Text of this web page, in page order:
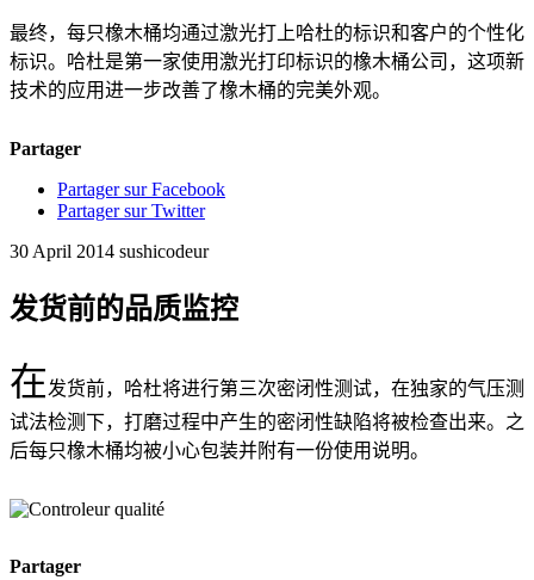
最终，每只橡木桶均通过激光打上哈杜的标识和客户的个性化
标识。哈杜是第一家使用激光打印标识的橡木桶公司，这项新
技术的应用进一步改善了橡木桶的完美外观。
Partager
Partager sur Facebook
Partager sur Twitter
30 April 2014 sushicodeur
发货前的品质监控
在发货前，哈杜将进行第三次密闭性测试，在独家的气压测
试法检测下，打磨过程中产生的密闭性缺陷将被检查出来。之
后每只橡木桶均被小心包装并附有一份使用说明。
Partager